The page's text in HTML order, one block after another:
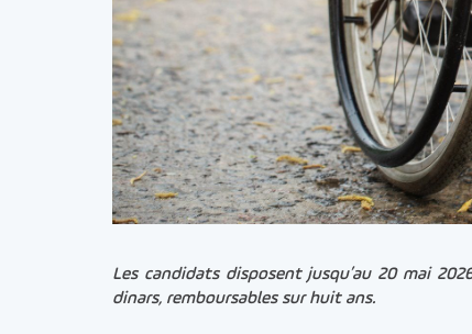
Les candidats disposent jusqu’au 20 mai
dinars, remboursables sur huit ans.